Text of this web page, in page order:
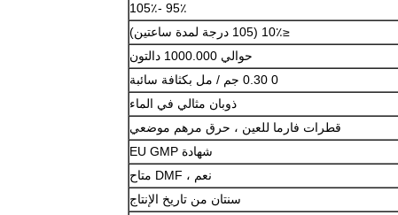
95٪ -105٪
≤10٪ (105 درجة لمدة ساعتين)
حوالي 1000.000 دالتون
0 0.30 جم / مل بكثافة سائبة
ذوبان مثالي في الماء
قطرات فارما للعين ، حرق مرهم موضعي
شهادة EU GMP
نعم ، DMF متاح
سنتان من تاريخ الإنتاج